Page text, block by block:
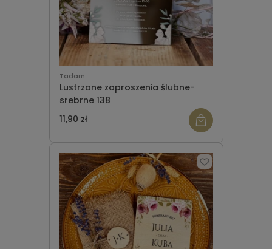
Tadam
Lustrzane zaproszenia ślubne-
srebrne 138
11,90 zł